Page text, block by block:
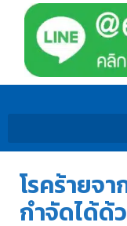
โรคร้ายจ
กำจัดได้ด้